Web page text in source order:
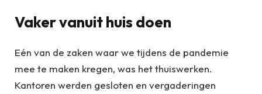
Vaker vanuit huis doen
Eén van de zaken waar we tijdens de pandemie
mee te maken kregen, was het thuiswerken.
Kantoren werden gesloten en vergaderingen